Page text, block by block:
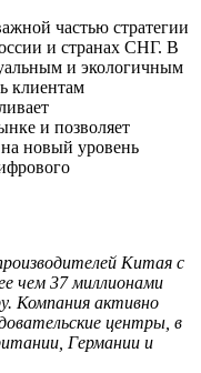
частью стратегии
и странах СНГ. В
и экологичным
клиентам
и позволяет
новый уровень
Китая с
чем 37 миллионами
Компания активно
центры, в
Германии и